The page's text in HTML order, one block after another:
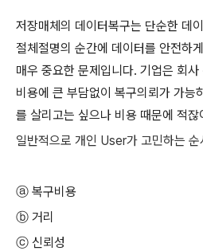
저장매체의 데이터복구는 단순한 데
절체절명의 순간에 데이터를 안전하
매우 중요한 문제입니다. 기업은 회
비용에 큰 부담없이 복구의뢰가 가능
를 살리고는 싶으나 비용 때문에 적잖
일반적으로 개인 User가 고민하는
ⓐ 복구비용
ⓑ 거리
ⓒ 신뢰성